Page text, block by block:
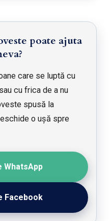
poate ajuta
care se luptă cu
cu frica de a nu
spusă la
o ușă spre
WhatsApp
Facebook